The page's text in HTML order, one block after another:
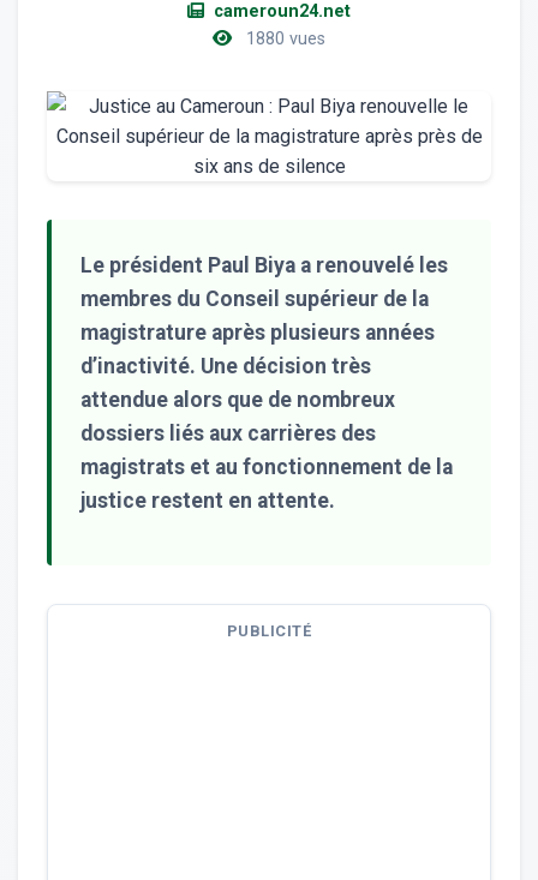
cameroun24.net
1880 vues
Le président Paul Biya a renouvelé les
membres du Conseil supérieur de la
magistrature après plusieurs années
d’inactivité. Une décision très
attendue alors que de nombreux
dossiers liés aux carrières des
magistrats et au fonctionnement de la
justice restent en attente.
PUBLICITÉ